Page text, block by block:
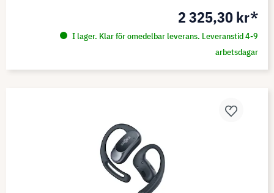
2 325,30 kr*
I lager. Klar för omedelbar leverans. Leveranstid 4-9
arbetsdagar